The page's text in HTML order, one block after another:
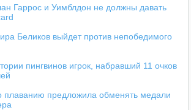
Гаррос и Уимблдон не должны давать
Беликов выйдет против непобедимого
пингвинов игрок, набравший 11 очков
предложила обменять медали